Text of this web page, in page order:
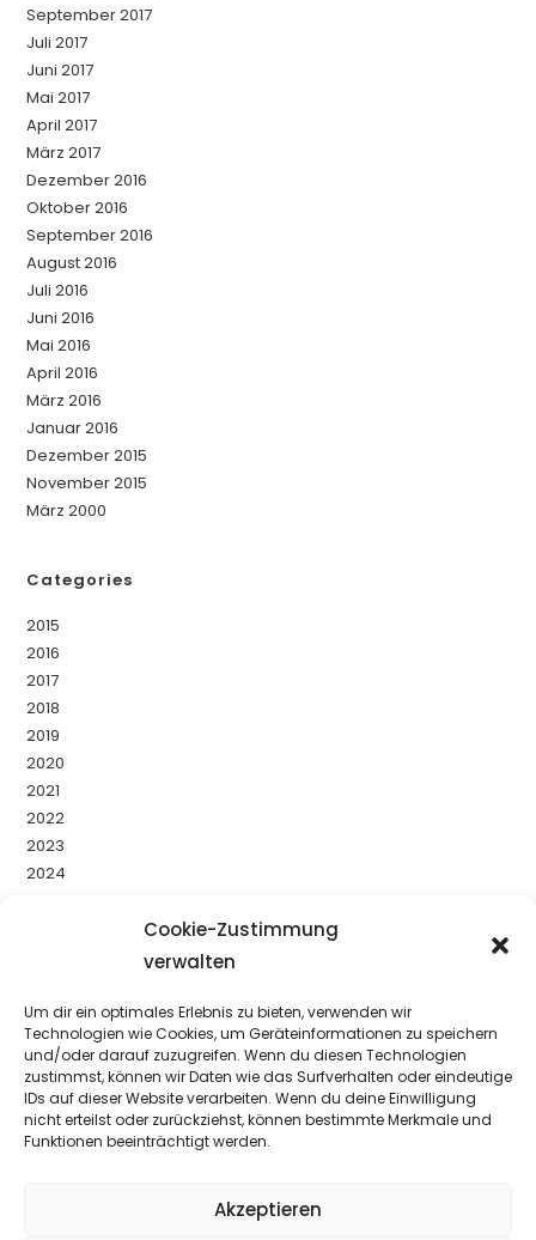
Cookie-Zustimmung
verwalten
Um dir ein optimales Erlebnis zu bieten, verwenden wir
Technologien wie Cookies, um Geräteinformationen zu speichern
und/oder darauf zuzugreifen. Wenn du diesen Technologien
zustimmst, können wir Daten wie das Surfverhalten oder eindeutige
IDs auf dieser Website verarbeiten. Wenn du deine Einwilligung
nicht erteilst oder zurückziehst, können bestimmte Merkmale und
Funktionen beeinträchtigt werden.
Akzeptieren
September 2017
Juli 2017
Juni 2017
Mai 2017
April 2017
März 2017
Dezember 2016
Oktober 2016
September 2016
August 2016
Juli 2016
Juni 2016
Mai 2016
April 2016
März 2016
Januar 2016
Dezember 2015
November 2015
März 2000
Categories
2015
2016
2017
2018
2019
2020
2021
2022
2023
2024
Uncategorized
YouTube
Facebook
Instagram